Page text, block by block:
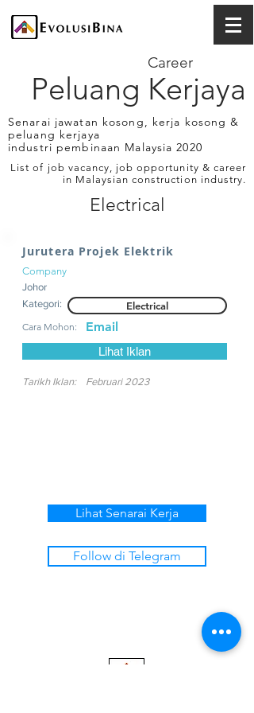
Peluang Kerjaya
Career
Senarai jawatan kosong, kerja kosong &
peluang kerjaya
industri pembinaan Malaysia 2020
List of job vacancy, job opportunity & career
in Malaysian construction industry.
Electrical
Jurutera Projek Elektrik
Company
Johor
Kategori:
Electrical
Cara Mohon: Email
Lihat Iklan
Tarikh Iklan: Februari 2023
Lihat Senarai Kerja
Follow di Telegram